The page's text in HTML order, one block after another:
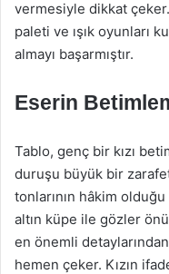
vermesiyle dikkat
paleti ve ışık oyunları
almayı başarmıştır.
Eserin
Tablo, genç bir kızı
duruşu büyük bir zarafet
tonlarının hâkim
altın küpe ile gözler
en önemli
hemen çeker. Kızın